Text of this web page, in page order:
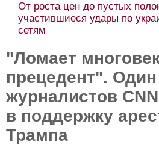
От роста цен до пустых
участившиеся удары по
сетям
"Ломает
прецедент".
журналистов
в поддержку
Трампа